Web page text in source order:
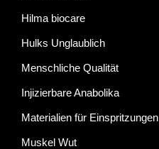
Hilma biocare
Hulks Unglaublich
Menschliche Qualität
Injizierbare Anabolika
Materialien für Einspritzungen
Muskel Wut